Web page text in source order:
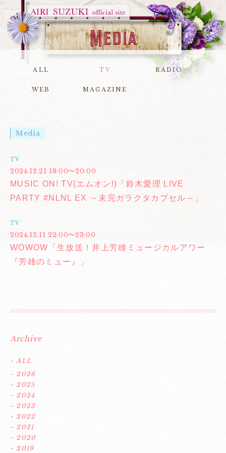
ALL TV RADIO
WEB MAGAZINE
Media
TV
2024.12.21 18:00〜20:00
MUSIC ON! TV(エムオン!)「鈴木愛理 LIVE
PARTY #NLNL EX ～未完ガラクタカプセル～」
TV
2024.12.11 22:00〜23:00
WOWOW「生放送！井上芳雄ミュージカルアワー
『芳雄のミュー』」
Archive
- ALL
- 2026
- 2025
- 2024
- 2023
- 2022
- 2021
- 2020
- 2019